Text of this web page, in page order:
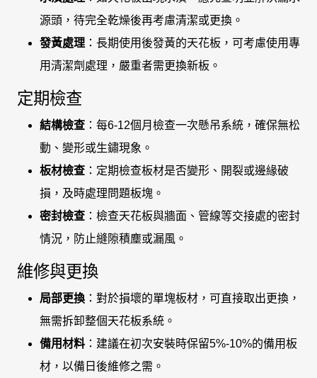
源頭，待完全乾燥後再考慮清潔或更換。
發黃處理 ：長期使用後發黃的天花板，可考慮使用專
用清潔劑處理，嚴重者需更換新板。
定期檢查
結構檢查 ：每6-12個月檢查一次懸吊系統，確保無松
動、變形或生鏽現象。
板材檢查 ：定期檢查板材是否變形、開裂或邊緣破
損，及時處理問題板塊。
密封檢查 ：檢查天花板與牆面、管線等交接處的密封
情況，防止縫隙積塵或漏風。
維修與更換
局部更換 ：對於損壞的單塊板材，可直接取出更換，
無需拆卸整個天花板系統。
備用材料 ：建議在初次安裝時保留5%-10%的備用板
材，以備日後維修之需。